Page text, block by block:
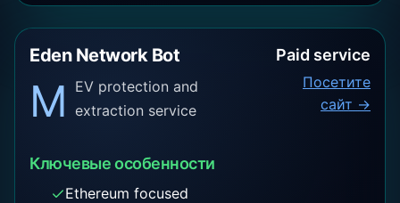
Eden Network Bot
M
EV protection and
extraction service
Paid service
Посетите
сайт →
Ключевые особенности
Ethereum focused